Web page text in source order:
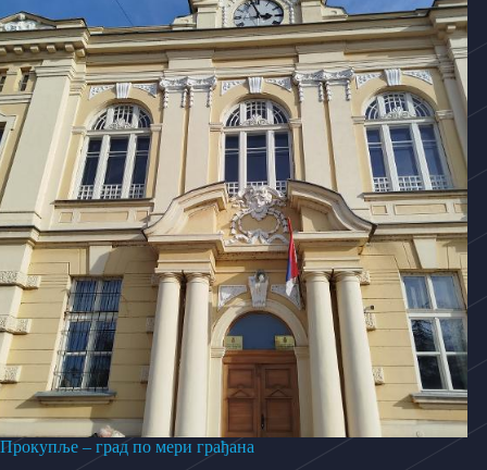
Прокупље – град по мери грађана